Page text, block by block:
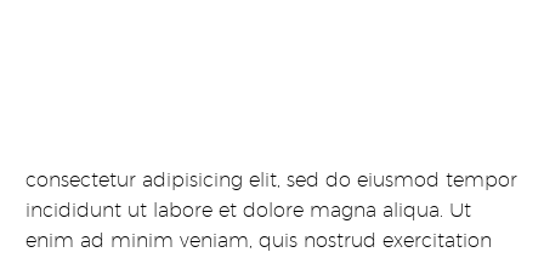
consectetur adipisicing elit, sed do eiusmod tempor
incididunt ut labore et dolore magna aliqua. Ut
enim ad minim veniam, quis nostrud exercitation